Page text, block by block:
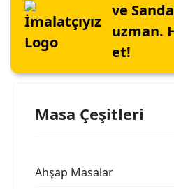
ve
uzman.
et!
Masa Çeşitleri
Ahşap Masalar